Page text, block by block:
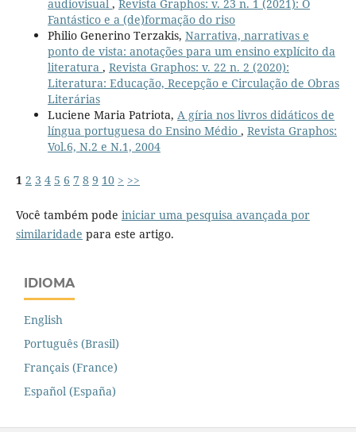
audiovisual , Revista Graphos: v. 23 n. 1 (2021): O
Fantástico e a (de)formação do riso
Philio Generino Terzakis, Narrativa, narrativas e
ponto de vista: anotações para um ensino explícito da
literatura , Revista Graphos: v. 22 n. 2 (2020):
Literatura: Educação, Recepção e Circulação de Obras
Literárias
Luciene Maria Patriota, A gíria nos livros didáticos de
língua portuguesa do Ensino Médio , Revista Graphos:
Vol.6, N.2 e N.1, 2004
1 2 3 4 5 6 7 8 9 10 > >>
Você também pode iniciar uma pesquisa avançada por
similaridade para este artigo.
IDIOMA
English
Português (Brasil)
Français (France)
Español (España)